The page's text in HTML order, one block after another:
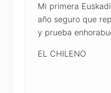
Mi primera
año seguro que
y prueba
EL CHILENO